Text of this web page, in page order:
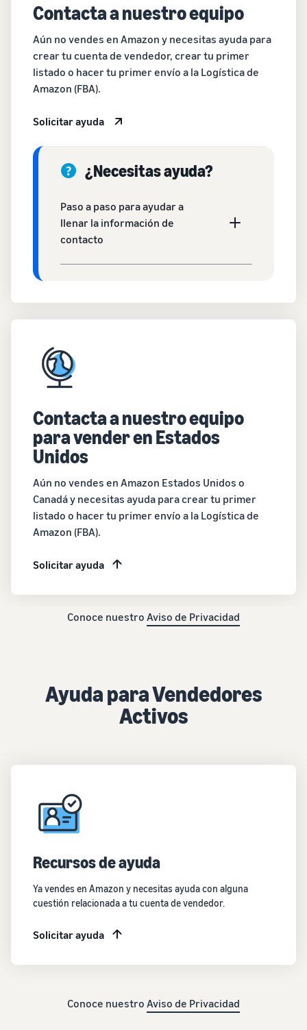
Contacta a nuestro equipo
Aún no vendes en Amazon y necesitas ayuda para
crear tu cuenta de vendedor, crear tu primer
listado o hacer tu primer envío a la Logística de
Amazon (FBA).
Solicitar ayuda
¿Necesitas ayuda?
Paso a paso para ayudar a
llenar la información de
contacto
Contacta a nuestro equipo
para vender en Estados
Unidos
Aún no vendes en Amazon Estados Unidos o
Canadá y necesitas ayuda para crear tu primer
listado o hacer tu primer envío a la Logística de
Amazon (FBA).
Solicitar ayuda
Conoce nuestro Aviso de Privacidad
Ayuda para Vendedores
Activos
Recursos de ayuda
Ya vendes en Amazon y necesitas ayuda con alguna
cuestión relacionada a tu cuenta de vendedor.
Solicitar ayuda
Conoce nuestro Aviso de Privacidad